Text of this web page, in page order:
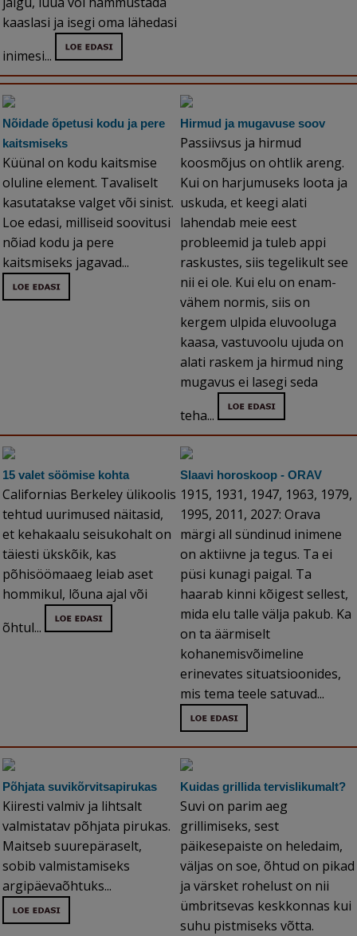
kaaslasi ja isegi oma lähedasi
inimesi...
Nõidade õpetusi kodu ja pere
kaitsmiseks
Küünal on kodu kaitsmise
oluline element. Tavaliselt
kasutatakse valget või sinist.
Loe edasi, milliseid soovitusi
nõiad kodu ja pere
kaitsmiseks jagavad...
Hirmud ja mugavuse soov
Passiivsus ja hirmud
koosmõjus on ohtlik areng.
Kui on harjumuseks loota ja
uskuda, et keegi alati
lahendab meie eest
probleemid ja tuleb appi
raskustes, siis tegelikult see
nii ei ole. Kui elu on enam-
vähem normis, siis on
kergem ulpida eluvooluga
kaasa, vastuvoolu ujuda on
alati raskem ja hirmud ning
mugavus ei lasegi seda
teha...
15 valet söömise kohta
Californias Berkeley ülikoolis
tehtud uurimused näitasid,
et kehakaalu seisukohalt on
täiesti ükskõik, kas
põhisöömaaeg leiab aset
hommikul, lõuna ajal või
õhtul...
Slaavi horoskoop - ORAV
1915, 1931, 1947, 1963, 1979,
1995, 2011, 2027: Orava
märgi all sündinud inimene
on aktiivne ja tegus. Ta ei
püsi kunagi paigal. Ta
haarab kinni kõigest sellest,
mida elu talle välja pakub. Ka
on ta äärmiselt
kohanemisvõimeline
erinevates situatsioonides,
mis tema teele satuvad...
Põhjata suvikõrvitsapirukas
Kiiresti valmiv ja lihtsalt
valmistatav põhjata pirukas.
Maitseb suurepäraselt,
sobib valmistamiseks
argipäevaõhtuks...
Kuidas grillida tervislikumalt?
Suvi on parim aeg
grillimiseks, sest
päikesepaiste on heledaim,
väljas on soe, õhtud on pikad
ja värsket rohelust on nii
ümbritsevas keskkonnas kui
suhu pistmiseks võtta.